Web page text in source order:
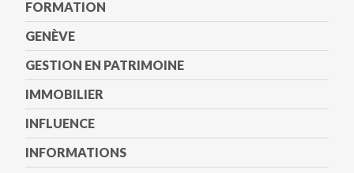
FORMATION
GENÈVE
GESTION EN PATRIMOINE
IMMOBILIER
INFLUENCE
INFORMATIONS